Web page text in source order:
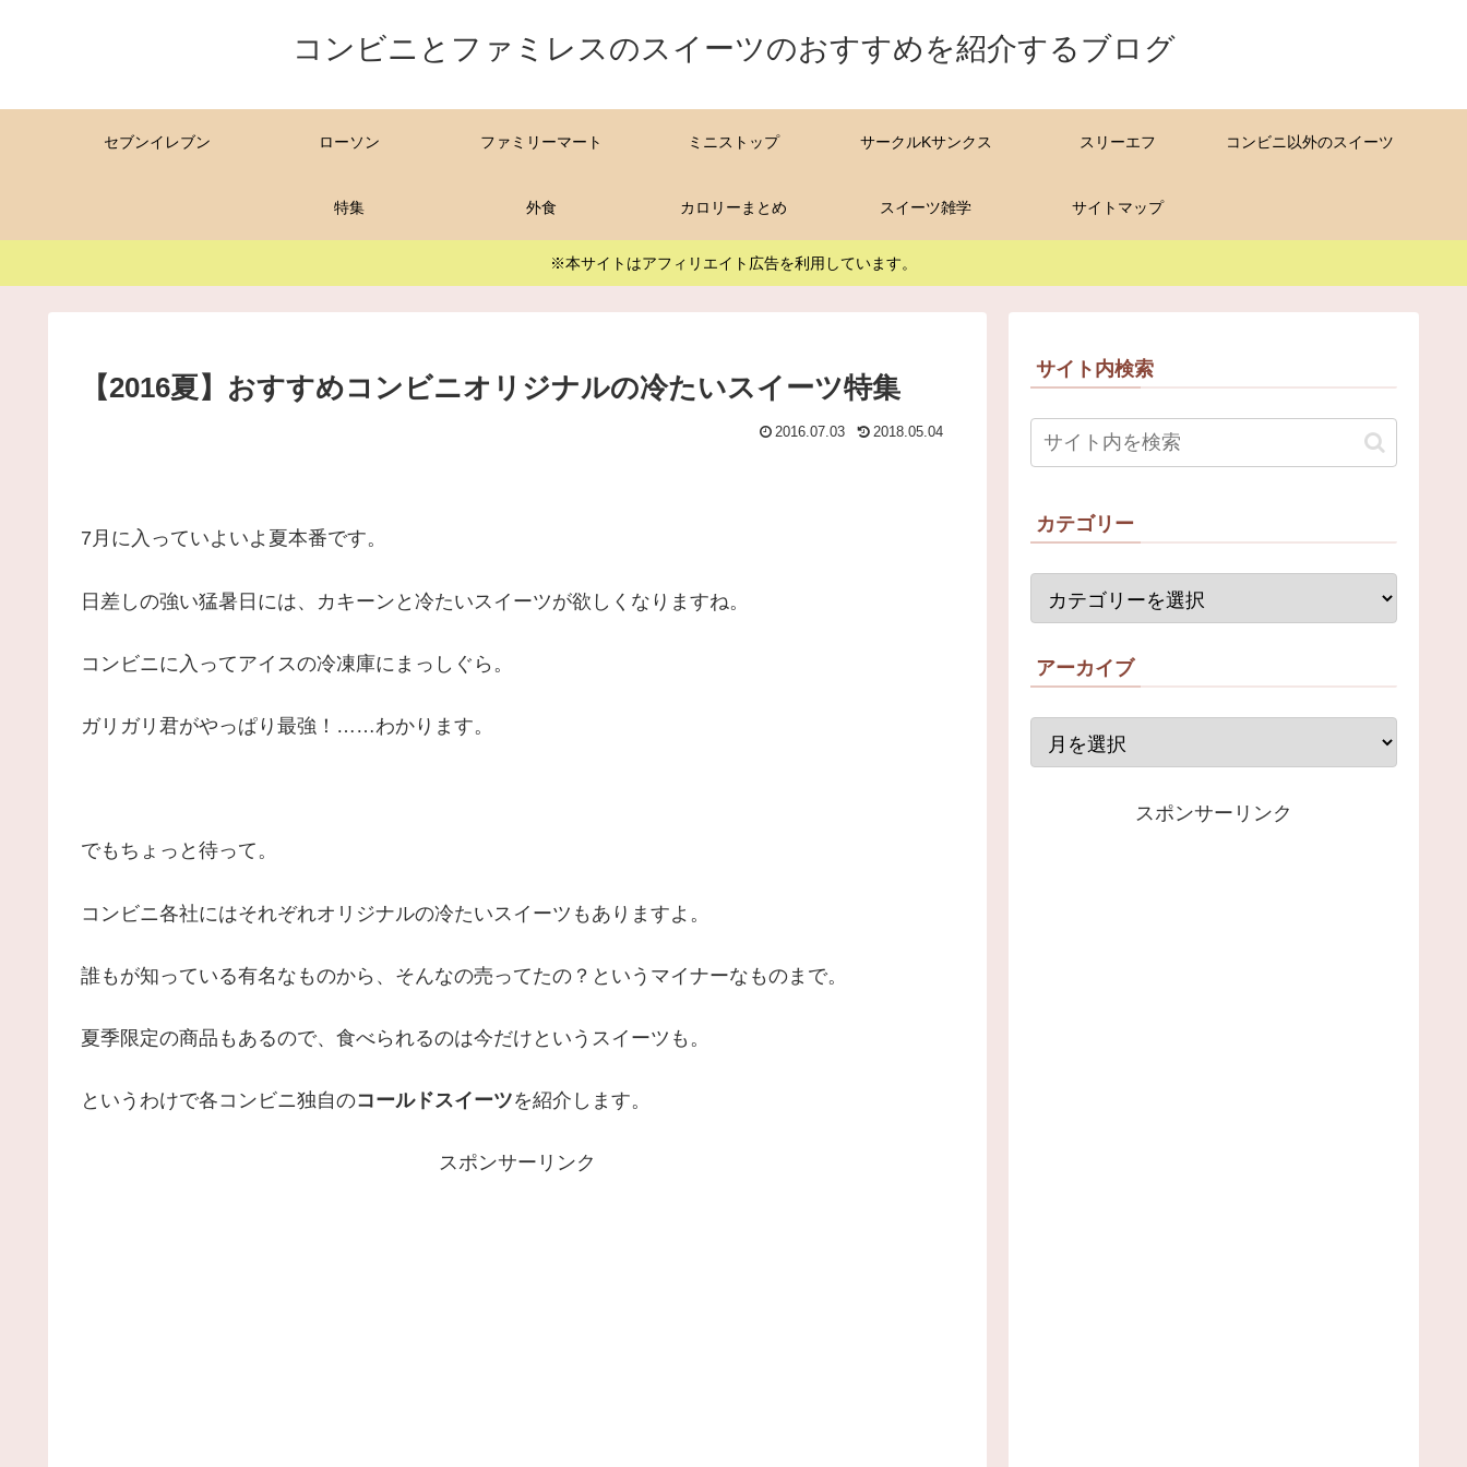
コンビニとファミレスのスイーツのおすすめを紹介するブログ
セブンイレブン ローソン ファミリーマート ミニストップ サークルKサンクス スリーエフ コンビニ以外のスイーツ
特集 外食 カロリーまとめ スイーツ雑学 サイトマップ
※本サイトはアフィリエイト広告を利用しています。
【2016夏】おすすめコンビニオリジナルの冷たいスイーツ特集
2016.07.03 2018.05.04
7月に入っていよいよ夏本番です。
日差しの強い猛暑日には、カキーンと冷たいスイーツが欲しくなりますね。
コンビニに入ってアイスの冷凍庫にまっしぐら。
ガリガリ君がやっぱり最強！……わかります。
でもちょっと待って。
コンビニ各社にはそれぞれオリジナルの冷たいスイーツもありますよ。
誰もが知っている有名なものから、そんなの売ってたの？というマイナーなものまで。
夏季限定の商品もあるので、食べられるのは今だけというスイーツも。
というわけで各コンビニ独自のコールドスイーツを紹介します。
スポンサーリンク
サイト内検索
カテゴリー
アーカイブ
スポンサーリンク